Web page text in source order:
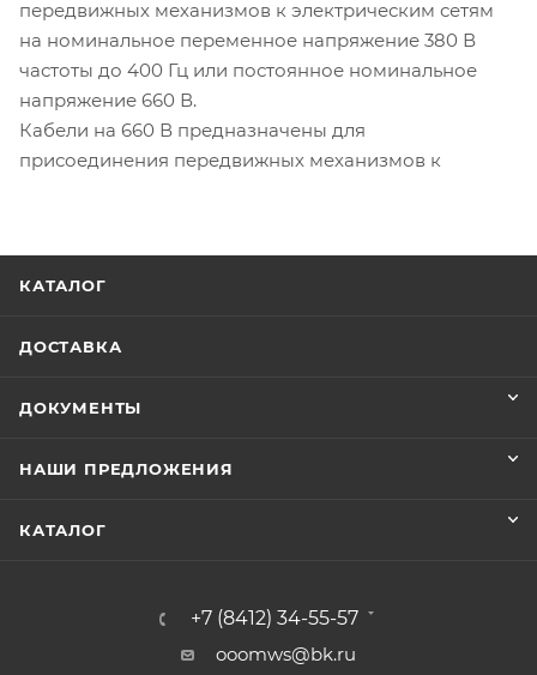
передвижных механизмов к электрическим сетям
на номинальное переменное напряжение 380 В
частоты до 400 Гц или постоянное номинальное
напряжение 660 В.
Кабели на 660 В предназначены для
присоединения передвижных механизмов к
КАТАЛОГ
ДОСТАВКА
ДОКУМЕНТЫ
НАШИ ПРЕДЛОЖЕНИЯ
КАТАЛОГ
+7 (8412) 34-55-57
ooomws@bk.ru